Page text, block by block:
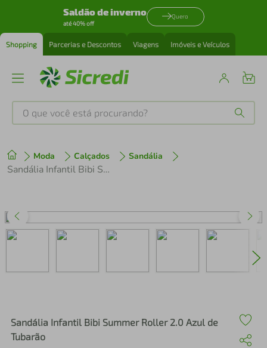
Saldão de inverno
até 40% off
Quero
Shopping Parcerias e Descontos Viagens Imóveis e Veículos
O que você está procurando?
Moda Calçados Sandália
Sandália Infantil Bibi Summer Roller 2.0 Azul de Tubarão
Sandália Infantil Bibi Summer Roller 2.0 Azul de
Tubarão
1º tenis
perfume